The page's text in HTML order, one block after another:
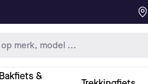
Bakfiets &